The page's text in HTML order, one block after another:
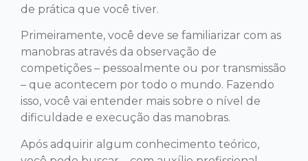
de prática que você tiver.
Primeiramente, você deve se familiarizar com as
manobras através da observação de
competições – pessoalmente ou por transmissão
– que acontecem por todo o mundo. Fazendo
isso, você vai entender mais sobre o nível de
dificuldade e execução das manobras.
Após adquirir algum conhecimento teórico,